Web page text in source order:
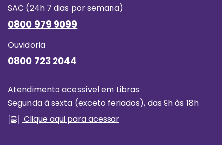
SAC (24h 7 dias por semana)
0800 979 9099
Ouvidoria
0800 723 2044
Atendimento acessível em Libras
Segunda à sexta (exceto feriados), das 9h às 18h
Clique aqui para acessar